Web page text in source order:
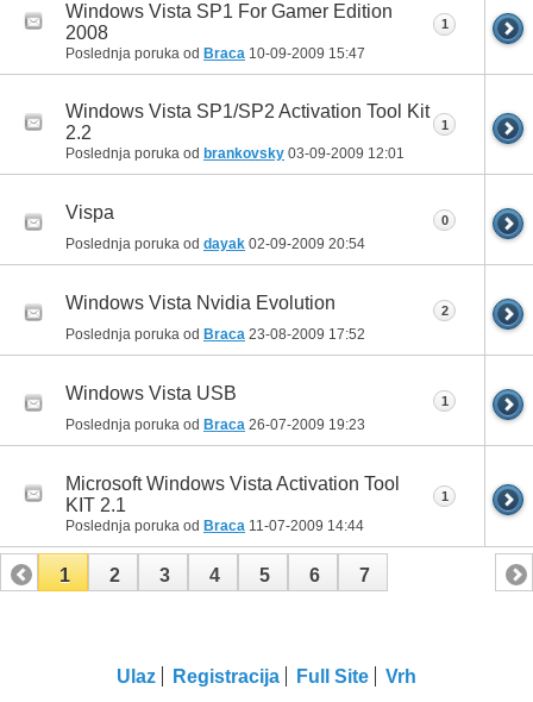
Windows Vista SP1 For Gamer Edition
2008
Poslednja poruka od Braca 10-09-2009 15:47
1
Windows Vista SP1/SP2 Activation Tool Kit
2.2
Poslednja poruka od brankovsky 03-09-2009 12:01
1
Vispa
Poslednja poruka od dayak 02-09-2009 20:54
0
Windows Vista Nvidia Evolution
Poslednja poruka od Braca 23-08-2009 17:52
2
Windows Vista USB
Poslednja poruka od Braca 26-07-2009 19:23
1
Microsoft Windows Vista Activation Tool
KIT 2.1
Poslednja poruka od Braca 11-07-2009 14:44
1
1 2 3 4 5 6 7
Ulaz Registracija Full Site Vrh